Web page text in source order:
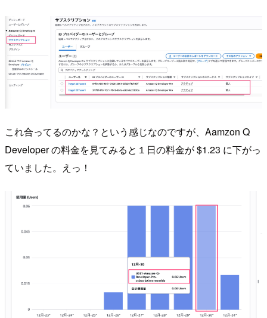
これ合ってるのかな？という感じなのですが、Aamzon Q
Developer の料金を見てみると１日の料金が $1.23 に下がっ
ていました。えっ！